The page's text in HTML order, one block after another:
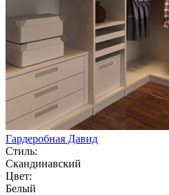
Гардеробная Давид
Стиль:
Скандинавский
Цвет:
Белый